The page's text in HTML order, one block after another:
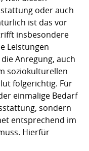
oder auch
ist das vor
insbesondere
Leistungen
Anregung, auch
soziokulturellen
folgerichtig. Für
einmalige Bedarf
sondern
entsprechend im
Hierfür